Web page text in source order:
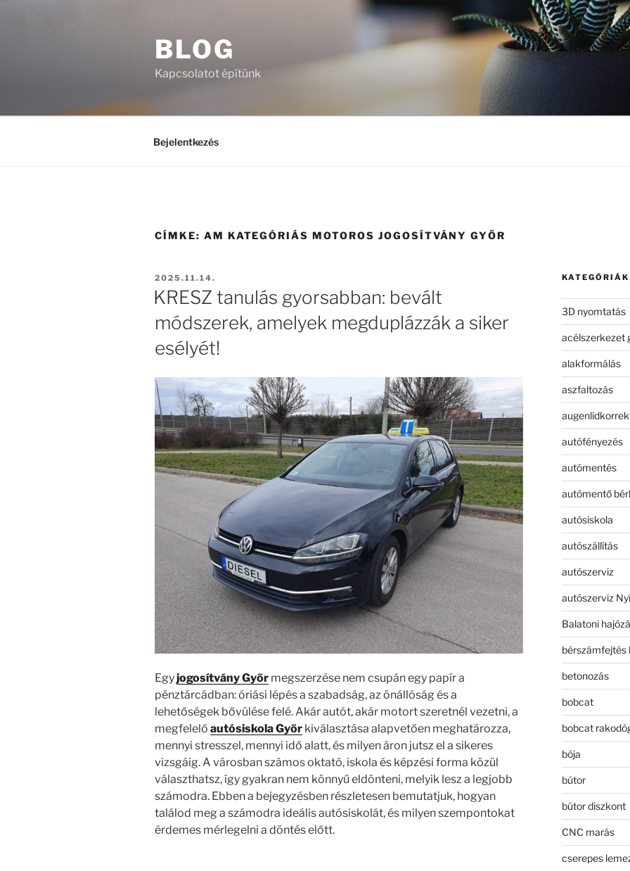
BLOG
Kapcsolatot építünk
Bejelentkezés
CÍMKE: AM KATEGÓRIÁS MOTOROS JOGOSÍTVÁNY GYŐR
BEKÜLDVE:
2025.11.14.
KRESZ tanulás gyorsabban: bevált
módszerek, amelyek megduplázzák a siker
esélyét!
Egyjogosítvány Győr megszerzése nem csupán egy papír a
pénztárcádban: óriási lépés a szabadság, az önállóság és a
lehetőségek bővülése felé. Akár autót, akár motort szeretnél vezetni, a
megfelelő autósiskola Győr kiválasztása alapvetően meghatározza,
mennyi stresszel, mennyi idő alatt, és milyen áron jutsz el a sikeres
vizsgáig. A városban számos oktató, iskola és képzési forma közül
választhatsz, így gyakran nem könnyű eldönteni, melyik lesz a legjobb
számodra. Ebben a bejegyzésben részletesen bemutatjuk, hogyan
találod meg a számodra ideális autósiskolát, és milyen szempontokat
érdemes mérlegelni a döntés előtt.
KATEGÓRIÁK
3D nyomtatás
acélszerkezet
alakformálás
aszfaltozás
autófényezés
autómentés
autómentő
autósiskola
autószállítás
autószerviz
autószerviz
Balatoni
bérszámfejtés
betonozás
bobcat
bobcat
bója
bútor
bútor diszkont
CNC marás
cserepes